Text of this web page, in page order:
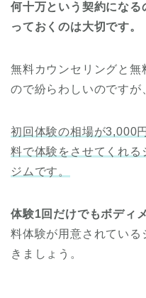
何十万という契約になる
っておくのは大切です。
無料カウンセリングと無
ので紛らわしいのですが
初回体験の相場が3,000
料で体験をさせてくれる
ジムです。
体験1回だけでもボディ
料体験が用意されている
きましょう。